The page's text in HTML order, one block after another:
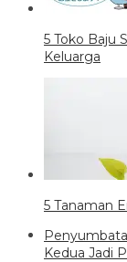
5 Toko Baju
Keluarga
5 Tanaman
Kedua Jadi